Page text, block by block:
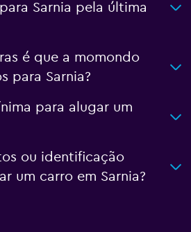
Sarnia pela última
é que a momondo
para Sarnia?
para alugar um
ou identificação
um carro em Sarnia?